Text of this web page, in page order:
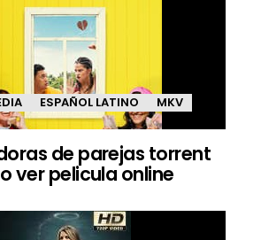
ESPAÑOL LATINO
MKV
de parejas torrent
ver pelicula online